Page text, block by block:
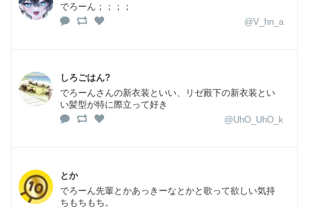
でろーん；；；；
@V_hn_a
しろごはん?
でろーんさんの新衣装といい、リゼ殿下の新衣装とい
い髪型が特に際立って好き
@UhO_UhO_k
とか
でろーん先輩とかあっきーなとかと歌って欲しい気持
ちもちもち。